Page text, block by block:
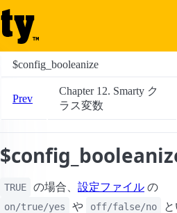
$config_booleanize
Prev
Chapter 12. Smarty ク
ラス変数
TRUE の場合、 設定ファイル の
on/true/yes や off/false/no